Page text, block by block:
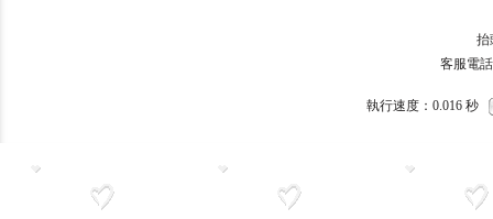
抬頭:巨
客服電話
執行速度 ：0.016 秒